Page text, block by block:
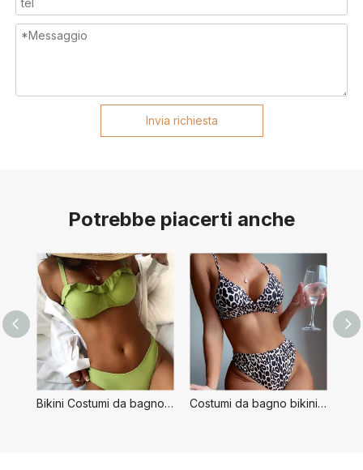
Invia richiesta
Potrebbe piacerti anche
Bikini Costumi da bagno da donna Costumi da bagno bikini sexy da donna